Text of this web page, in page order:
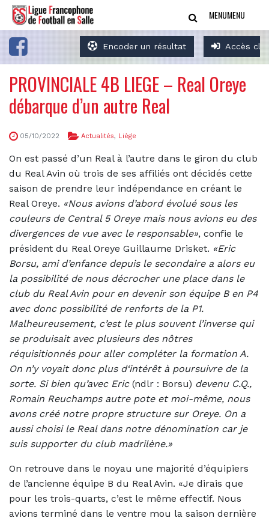
Encoder un résultat Accès
MENUMENU
PROVINCIALE 4B LIEGE – Real Oreye
débarque d’un autre Real
05/10/2022 Actualités, Liège
On est passé d’un Real à l’autre dans le giron du club
du Real Avin où trois de ses affiliés ont décidés cette
saison de prendre leur indépendance en créant le
Real Oreye. «Nous avions d’abord évolué sous les
couleurs de Central 5 Oreye mais nous avions eu des
divergences de vue avec le responsable», confie le
président du Real Oreye Guillaume Drisket. «Eric
Borsu, ami d’enfance depuis le secondaire a alors eu
la possibilité de nous décrocher une place dans le
club du Real Avin pour en devenir son équipe B en P4
avec donc possibilité de renforts de la P1.
Malheureusement, c’est le plus souvent l’inverse qui
se produisait avec plusieurs des nôtres
réquisitionnés pour aller compléter la formation A.
On n’y voyait donc plus d‘intérêt à poursuivre de la
sorte. Si bien qu’avec Eric (ndlr : Borsu) devenu C.Q.,
Romain Reuchamps autre pote et moi-même, nous
avons créé notre propre structure sur Oreye. On a
aussi choisi le Real dans notre dénomination car je
suis supporter du club madrilène.»
On retrouve dans le noyau une majorité d’équipiers
de l’ancienne équipe B du Real Avin. «Je dirais que
pour les trois-quarts, c’est le même effectif. Nous
avions terminé dans le ventre mou la saison dernière